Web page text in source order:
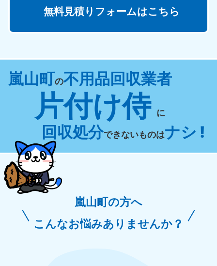
無料見積りフォームはこちら
嵐山町の不用品回収業者
片付け侍 に
回収処分できないものはナシ !
嵐山町の方へ
こんなお悩みありませんか？